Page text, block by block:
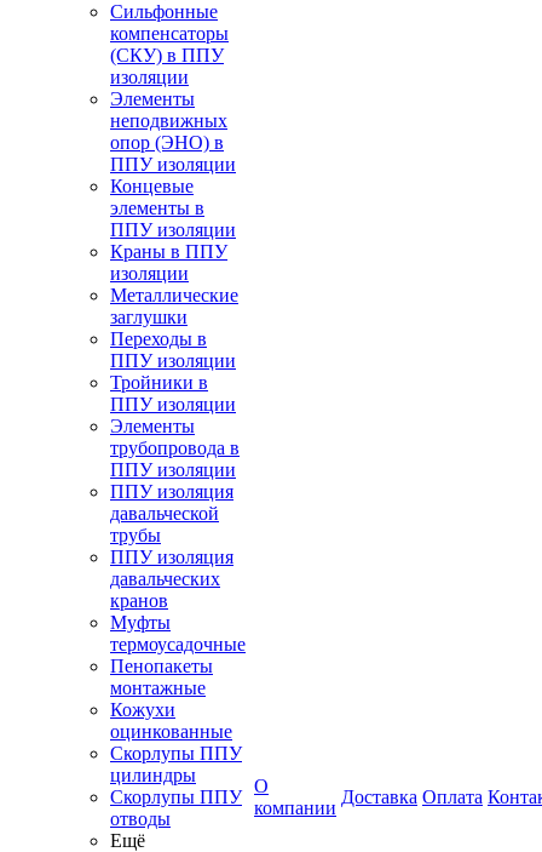
Cильфонные
компенсаторы
(СКУ) в ППУ
изоляции
Элементы
неподвижных
опор (ЭНО) в
ППУ изоляции
Концевые
элементы в
ППУ изоляции
Краны в ППУ
изоляции
Металлические
заглушки
Переходы в
ППУ изоляции
Тройники в
ППУ изоляции
Элементы
трубопровода в
ППУ изоляции
ППУ изоляция
давальческой
трубы
ППУ изоляция
давальческих
кранов
Муфты
термоусадочные
Пенопакеты
монтажные
Кожухи
оцинкованные
Скорлупы ППУ
цилиндры
Скорлупы ППУ
отводы
Ещё
О
компании
Доставка Оплата